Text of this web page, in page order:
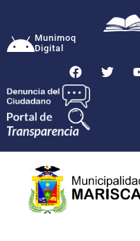
Munimoq
Digital